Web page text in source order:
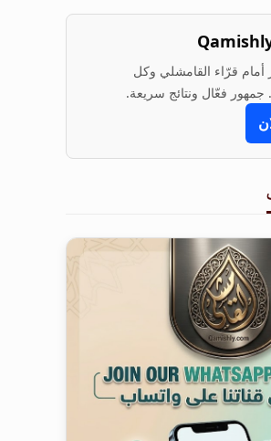
قرّاء القامشلي وكل
جمهور فعّال ونتائج سريعة.